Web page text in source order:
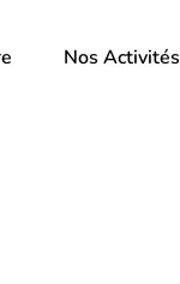
Nos Activités